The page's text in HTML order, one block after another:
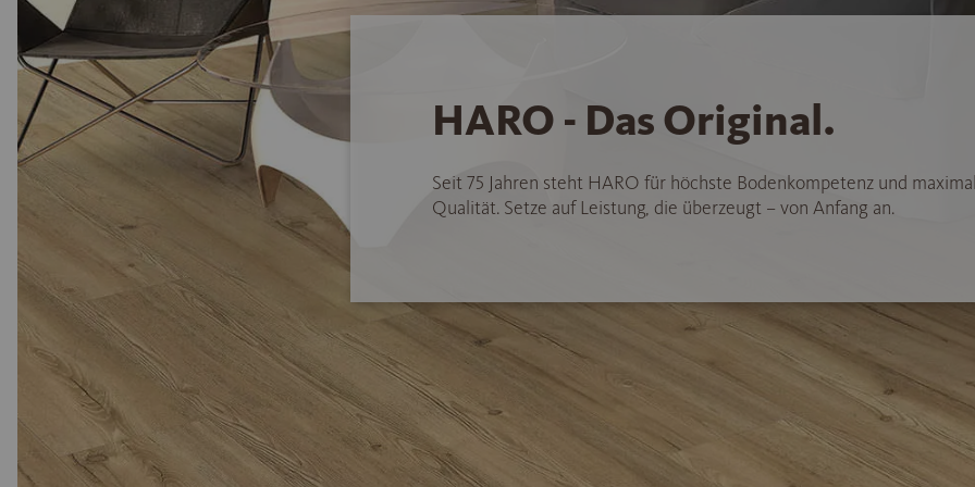
HARO - Das Original.
Seit 75 Jahren steht HARO für höchste Bodenkompetenz und
Qualität. Setze auf Leistung, die überzeugt – von Anfang an.